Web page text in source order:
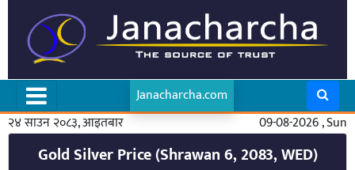
Janacharcha.com
२४ साउन २०८३, आइतबार
09-08-2026 , Sun
Gold Silver Price (Shrawan 6, 2083, WED)